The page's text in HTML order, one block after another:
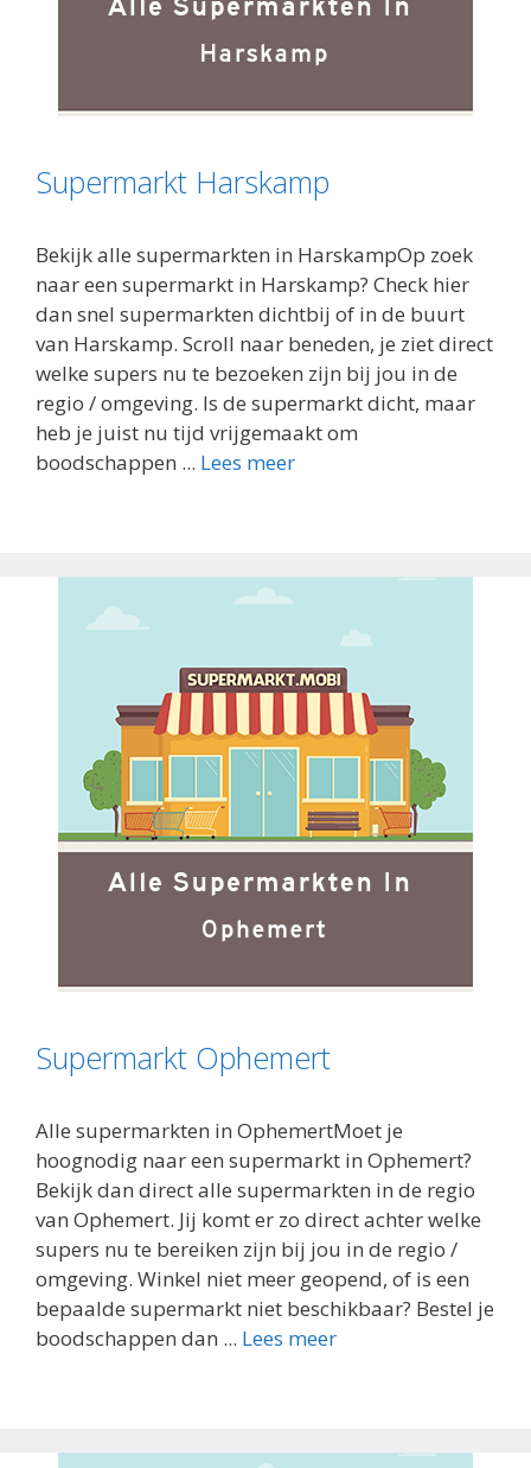
Supermarkt Harskamp
Bekijk alle supermarkten in HarskampOp zoek
naar een supermarkt in Harskamp? Check hier
dan snel supermarkten dichtbij of in de buurt
van Harskamp. Scroll naar beneden, je ziet direct
welke supers nu te bezoeken zijn bij jou in de
regio / omgeving. Is de supermarkt dicht, maar
heb je juist nu tijd vrijgemaakt om
boodschappen ... Lees meer
Supermarkt Ophemert
Alle supermarkten in OphemertMoet je
hoognodig naar een supermarkt in Ophemert?
Bekijk dan direct alle supermarkten in de regio
van Ophemert. Jij komt er zo direct achter welke
supers nu te bereiken zijn bij jou in de regio /
omgeving. Winkel niet meer geopend, of is een
bepaalde supermarkt niet beschikbaar? Bestel je
boodschappen dan ... Lees meer